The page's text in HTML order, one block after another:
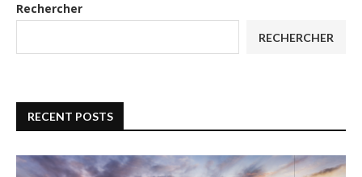
Rechercher
RECHERCHER
RECENT POSTS